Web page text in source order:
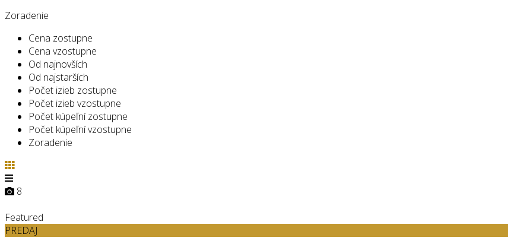
Zoradenie
Cena zostupne
Cena vzostupne
Od najnovších
Od najstarších
Počet izieb zostupne
Počet izieb vzostupne
Počet kúpeľní zostupne
Počet kúpeľní vzostupne
Zoradenie
8
Featured
PREDAJ